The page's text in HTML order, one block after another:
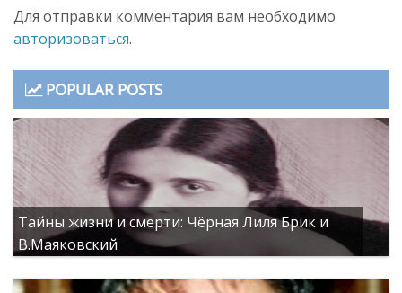
Для отправки комментария вам необходимо
авторизоваться.
POPULAR POSTS
Тайны жизни и смерти: Чёрная Лиля Брик и
В.Маяковский